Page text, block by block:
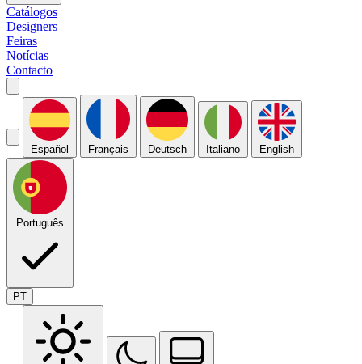
Catálogos
Designers
Feiras
Notícias
Contacto
Español Français Deutsch Italiano English
Português
PT